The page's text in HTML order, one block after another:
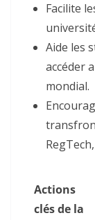
Facilite
Aide les
accéder
mondial.
Actions
clés de la